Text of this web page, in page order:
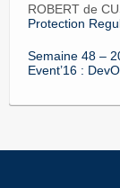
ROBERT de
Protection
Semaine 48 –
Event’16 :